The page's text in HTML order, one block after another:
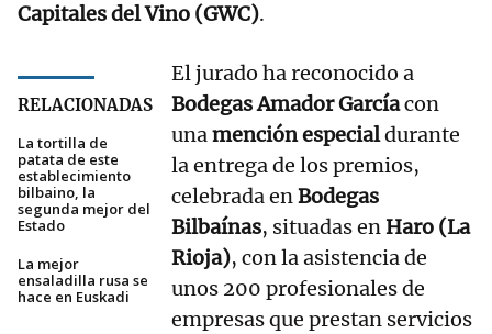
Capitales del Vino (GWC).
RELACIONADAS
La tortilla de
patata de este
establecimiento
bilbaino, la
segunda mejor del
Estado
La mejor
ensaladilla rusa se
hace en Euskadi
El jurado ha reconocido a
Bodegas Amador Garcíacon
unamención especialdurante
la entrega de los premios,
celebrada enBodegas
Bilbaínas, situadas en Haro (La
Rioja), con la asistencia de
unos 200 profesionales de
empresas que prestan servicios